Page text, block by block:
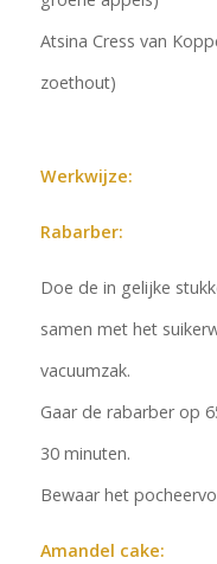
Atsina Cress van
zoethout)
Werkwijze:
Rabarber:
Doe de in gelijke
samen met het
vacuumzak.
Gaar de rabarber op
30 minuten.
Bewaar het
Amandel cake: